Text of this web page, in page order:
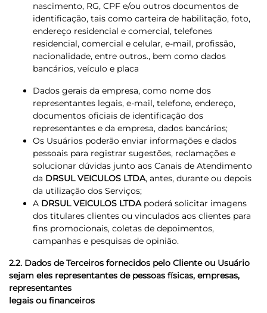
nascimento, RG, CPF e/ou outros documentos de
identificação, tais como carteira de habilitação, foto,
endereço residencial e comercial, telefones
residencial, comercial e celular, e-mail, profissão,
nacionalidade, entre outros., bem como dados
bancários, veículo e placa
Dados gerais da empresa, como nome dos
representantes legais, e-mail, telefone, endereço,
documentos oficiais de identificação dos
representantes e da empresa, dados bancários;
Os Usuários poderão enviar informações e dados
pessoais para registrar sugestões, reclamações e
solucionar dúvidas junto aos Canais de Atendimento
da DRSUL VEICULOS LTDA, antes, durante ou depois
da utilização dos Serviços;
A DRSUL VEICULOS LTDApoderá solicitar imagens
dos titulares clientes ou vinculados aos clientes para
fins promocionais, coletas de depoimentos,
campanhas e pesquisas de opinião.
2.2. Dados de Terceiros fornecidos pelo Cliente ou Usuário
sejam eles representantes de pessoas físicas, empresas,
representantes
legais ou financeiros